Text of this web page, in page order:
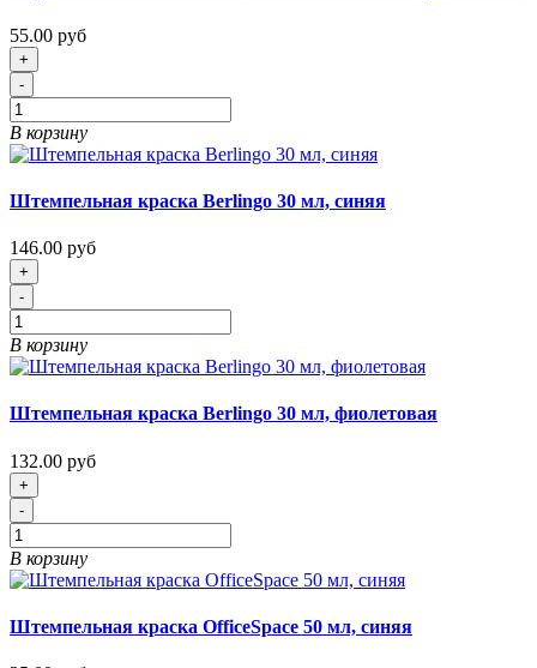
55.00 руб
+
-
В корзину
Штемпельная краска Berlingo 30 мл, синяя
146.00 руб
+
-
В корзину
Штемпельная краска Berlingo 30 мл, фиолетовая
132.00 руб
+
-
В корзину
Штемпельная краска OfficeSpace 50 мл, синяя